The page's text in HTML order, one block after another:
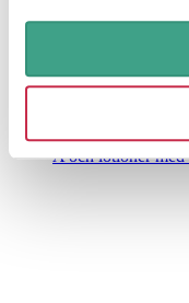
Vitaminer i
Må braI butikernas
A och lotioner